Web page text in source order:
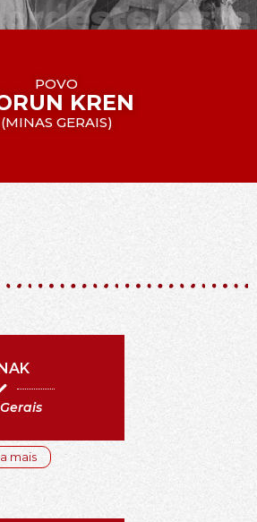
POVO
KREN
(MINAS GERAIS)
mais